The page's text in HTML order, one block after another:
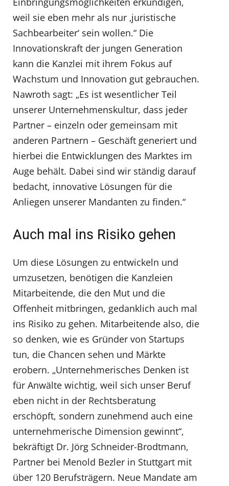
weil sie eben mehr als nur ‚juristische
Sachbearbeiter‘ sein wollen.“ Die
Innovationskraft der jungen Generation
kann die Kanzlei mit ihrem Fokus auf
Wachstum und Innovation gut gebrauchen.
Nawroth sagt: „Es ist wesentlicher Teil
unserer Unternehmenskultur, dass jeder
Partner – einzeln oder gemeinsam mit
anderen Partnern – Geschäft generiert und
hierbei die Entwicklungen des Marktes im
Auge behält. Dabei sind wir ständig darauf
bedacht, innovative Lösungen für die
Anliegen unserer Mandanten zu finden.“
Auch mal ins Risiko gehen
Um diese Lösungen zu entwickeln und
umzusetzen, benötigen die Kanzleien
Mitarbeitende, die den Mut und die
Offenheit mitbringen, gedanklich auch mal
ins Risiko zu gehen. Mitarbeitende also, die
so denken, wie es Gründer von Startups
tun, die Chancen sehen und Märkte
erobern. „Unternehmerisches Denken ist
für Anwälte wichtig, weil sich unser Beruf
eben nicht in der Rechtsberatung
erschöpft, sondern zunehmend auch eine
unternehmerische Dimension gewinnt“,
bekräftigt Dr. Jörg Schneider-Brodtmann,
Partner bei Menold Bezler in Stuttgart mit
über 120 Berufsträgern. Neue Mandate am